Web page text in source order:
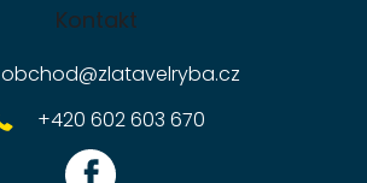
Kontakt
obchod@zlatavelryba.cz
+420 602 603 670